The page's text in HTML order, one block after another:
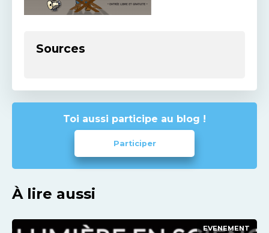
Sources
Toi aussi participe au blog !
Participer
À lire aussi
EVENEMENT